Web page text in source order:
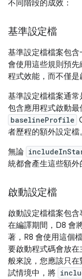
不同階段的成效：
基準設定檔
基準設定檔檔案包
會使用這些規則預
程式效能，而不僅是
基準設定檔檔案通
包含應用程式啟動
baselineProfile
者歷程的額外設定檔
無論
統都會產生這些額外
啟動設定檔
啟動設定檔檔案包含
在編譯期間，D8 會
著，R8 會使用這個
要啟動程式碼會放
般來說，您應該只
試情境中，將